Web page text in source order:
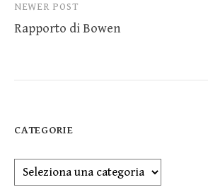
NEWER POST
Rapporto di Bowen
CATEGORIE
Categorie